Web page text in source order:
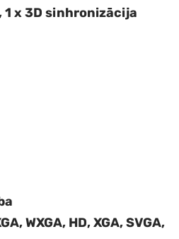
1 x 3D sinhronizācija
WXGA, HD, XGA, SVGA,